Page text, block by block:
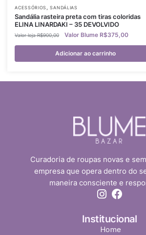
ACESSÓRIOS,SANDÁLIAS
Sandália rasteira preta com tiras coloridas
ELINA LINARDAKI – 35 DEVOLVIDO
R$900,00 R$375,00
Adicionar ao carrinho
Curadoria de roupas novas e
empresa que opera dentro do
maneira consciente e
Institucional
Home